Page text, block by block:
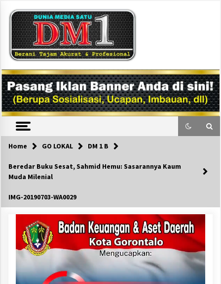
content
DM1
Home GO LOKAL DM 1 B
Beredar Buku Sesat, Sahmid Hemu: Sasarannya Kaum
Muda Milenial
IMG-20190703-WA0029